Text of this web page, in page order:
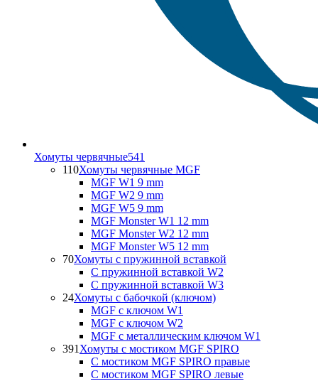
Хомуты червячные541
110Хомуты червячные MGF
MGF W1 9 mm
MGF W2 9 mm
MGF W5 9 mm
MGF Monster W1 12 mm
MGF Monster W2 12 mm
MGF Monster W5 12 mm
70Хомуты с пружинной вставкой
С пружинной вставкой W2
С пружинной вставкой W3
24Хомуты с бабочкой (ключом)
MGF с ключом W1
MGF с ключом W2
MGF с металлическим ключом W1
391 Хомуты с мостиком MGF SPIRO
С мостиком MGF SPIRO правые
С мостиком MGF SPIRO левые